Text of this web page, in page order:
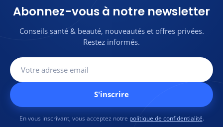
💬
Une question sur ce
produit ?Contactez-
nous sur WhatsApp
originaux
💬
Une question sur ce
produit ?
Contactez-
nous sur WhatsApp
Abonnez-vous à notre newsletter
Conseils santé & beauté, nouveautés et offres privées.
Restez informés.
S'inscrire
En vous inscrivant, vous acceptez notre politique de confidentialité.